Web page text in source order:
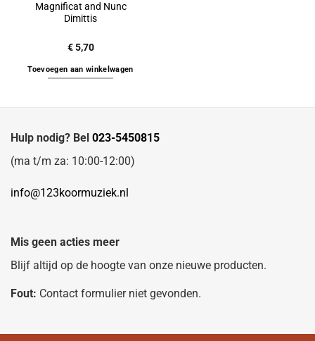
Magnificat and Nunc
Dimittis
€5,70
Toevoegen aan winkelwagen
Hulp nodig? Bel 023-5450815
(ma t/m za: 10:00-12:00)
info@123koormuziek.nl
Mis geen acties meer
Blijf altijd op de hoogte van onze nieuwe producten.
Fout: Contact formulier niet gevonden.